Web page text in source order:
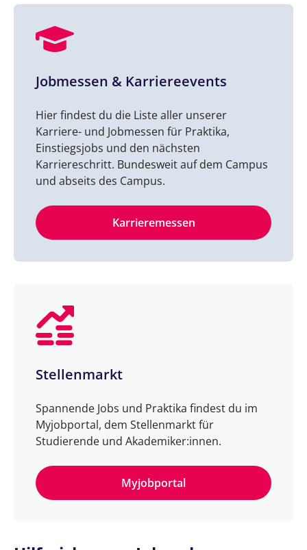
Jobmessen & Karriereevents
Hier findest du die Liste aller unserer
Karriere- und Jobmessen für Praktika,
Einstiegsjobs und den nächsten
Karriereschritt. Bundesweit auf dem Campus
und abseits des Campus.
Karrieremessen
Stellenmarkt
Spannende Jobs und Praktika findest du im
Myjobportal, dem Stellenmarkt für
Studierende und Akademiker:innen.
Myjobportal